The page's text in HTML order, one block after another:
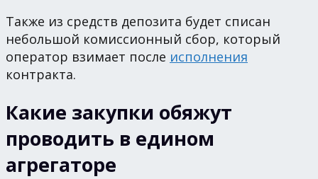
Также из средств депозита будет списан
небольшой комиссионный сбор, который
оператор взимает после исполнения
контракта.
Какие закупки обяжут
проводить в едином
агрегаторе